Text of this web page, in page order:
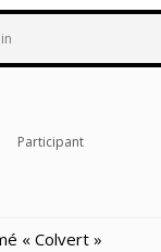
Participant
« Colvert »